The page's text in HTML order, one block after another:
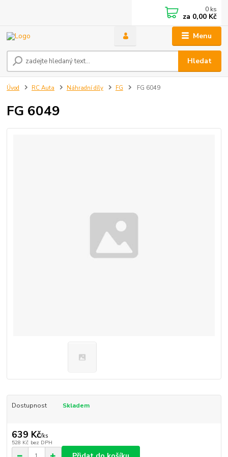
Menu
Hledat
0 ks
za 0,00 Kč
Úvod RC Auta Náhradní díly FG FG 6049
FG 6049
Dostupnost Skladem
639 Kč/ks
528 Kč bez DPH